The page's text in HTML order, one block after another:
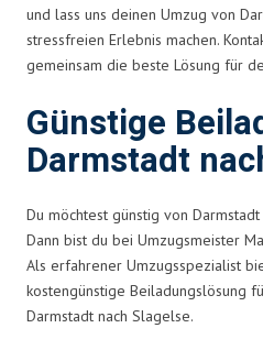
und lass uns deinen Umzug von
stressfreien Erlebnis machen.
gemeinsam die beste Lösung für
Günstige
Darmstadt
Du möchtest günstig von
Dann bist du bei Umzugsmeister
Als erfahrener Umzugsspezialist
kostengünstige Beiladungslösung
Darmstadt nach Slagelse.